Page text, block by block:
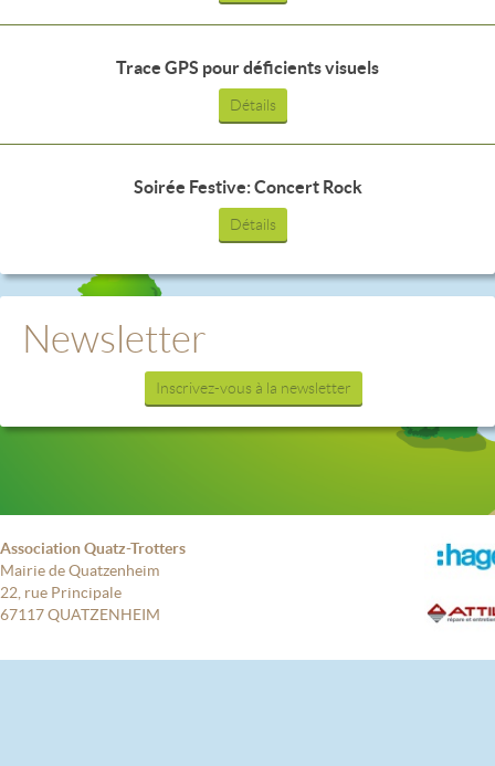
Trace GPS pour déficients visuels
Détails
Soirée Festive: Concert Rock
Détails
Newsletter
Inscrivez-vous à la newsletter
Association Quatz-Trotters
Mairie de Quatzenheim
22, rue Principale
67117 QUATZENHEIM